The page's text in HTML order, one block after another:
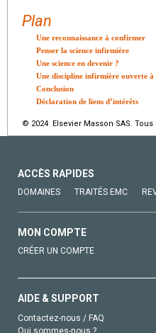
Plan
Une reconnaissance à confirmer
Penser la science infirmière
Une science en devenir ?
Une discipline infirmière ouverte
Conclusion
Déclaration de liens d’intérêts
© 2024 Elsevier Masson SAS.
ACCÈS RAPIDES
DOMAINES TRAITÉS EMC
MON COMPTE
CRÉER UN COMPTE
AIDE & SUPPORT
Contactez-nous / FAQ
Qui sommes-nous ?